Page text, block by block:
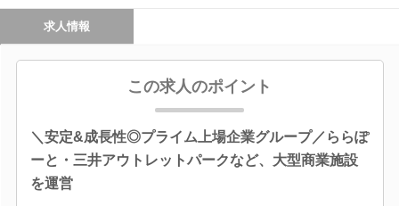
求人情報
この求人のポイント
＼安定&成長性◎プライム上場企業グループ／ららぽ
ーと・三井アウトレットパークなど、大型商業施設
を運営